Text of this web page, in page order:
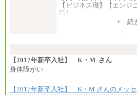
【ビジネス職】【エン
職】
※試用期間中も給与に変
②④⑦⑩月給：225,000円
⑨月給：250,000円～
+ 続
【2017年新卒入社】 K・M さん
身体障がい
【2017年新卒入社】 K・M さんのメッ